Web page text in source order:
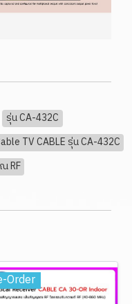
รุ่น CA-432C
TV CABLE รุ่น CA-432C
RF
Order